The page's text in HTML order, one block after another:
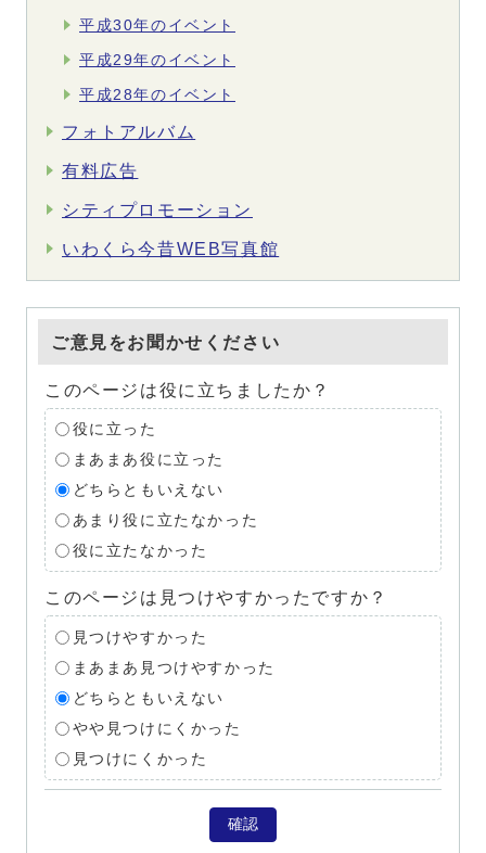
平成30年のイベント
平成29年のイベント
平成28年のイベント
フォトアルバム
有料広告
シティプロモーション
いわくら今昔WEB写真館
ご意見をお聞かせください
このページは役に立ちましたか？
役に立った
まあまあ役に立った
どちらともいえない
あまり役に立たなかった
役に立たなかった
このページは見つけやすかったですか？
見つけやすかった
まあまあ見つけやすかった
どちらともいえない
やや見つけにくかった
見つけにくかった
確認